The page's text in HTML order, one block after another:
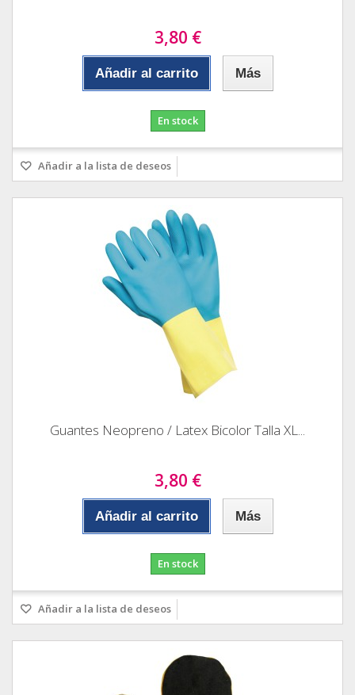
3,80 €
Añadir al carrito Más
En stock
Añadir a la lista de deseos
Guantes Neopreno / Latex Bicolor Talla XL...
3,80 €
Añadir al carrito Más
En stock
Añadir a la lista de deseos